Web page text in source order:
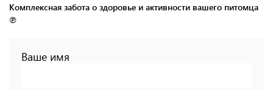
Комплексная забота о здоровье и активности вашего питомца
℗
Ваше имя